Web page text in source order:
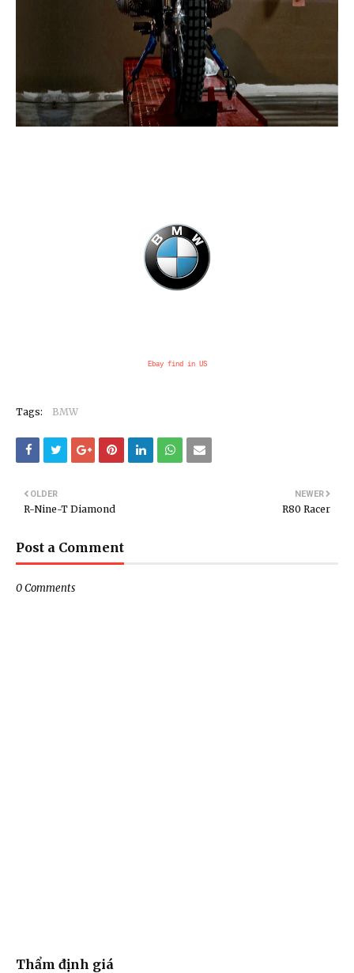
Ebay find in US
Tags: BMW
NEWER
R80 Racer
OLDER
R-Nine-T Diamond
Post a Comment
0 Comments
Thẩm định giá